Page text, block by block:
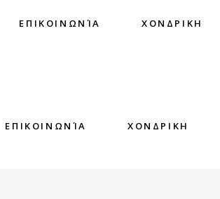
ΕΠΙΚΟΙΝΩΝΊΑ ΧΟΝΔΡΙΚΗ
ΕΠΙΚΟΙΝΩΝΊΑ ΧΟΝΔΡΙΚΗ